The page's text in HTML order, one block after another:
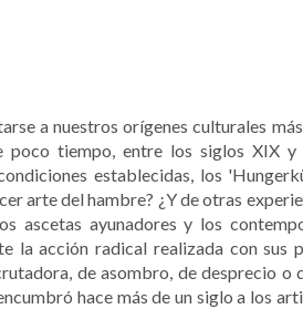
a nuestros orígenes culturales
tiempo, entre los siglos XIX y
establecidas, los
arte del hambre? ¿Y de otras
ascetas ayunadores y los
la acción radical realizada con sus
de asombro, de desprecio o
hace más de un siglo a los